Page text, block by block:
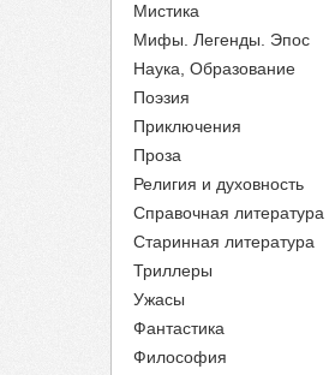
Мистика
Мифы. Легенды. Эпос
Наука, Образование
Поэзия
Приключения
Проза
Религия и духовность
Справочная литература
Старинная литература
Триллеры
Ужасы
Фантастика
Философия